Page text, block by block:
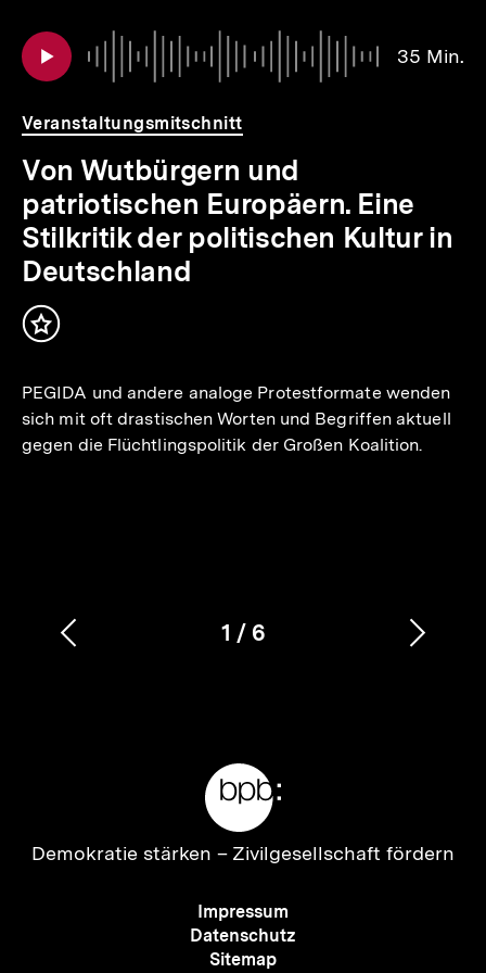
Inhaltskarousell
für
weitere
Inhaltskarussell
überspringen
35 Min.
Veranstaltungsmitschnitt
Von Wutbürgern und
patriotischen Europäern. Eine
Stilkritik der politischen Kultur in
Deutschland
Inhalt
PEGIDA und andere analoge Protestformate wenden
sich mit oft drastischen Worten und Begriffen aktuell
gegen die Flüchtlingspolitik der Großen Koalition.
Karussellinhalt
1
von
/ 6
Vorherigen
Zur
Demokratie stärken – Zivilgesellschaft fördern
Meta-
Navigation
Impressum
Datenschutz
Sitemap